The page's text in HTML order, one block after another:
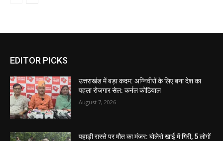
EDITOR PICKS
उत्तराखंड में बड़ा कदम: अग्निवीरों के लिए बना देश का
पहला रोजगार सेल: कर्नल कोठियाल
August 7, 2026
पहाड़ी रास्ते पर मौत का मंजर: बोलेरो खाई में गिरी, 5 लोगों